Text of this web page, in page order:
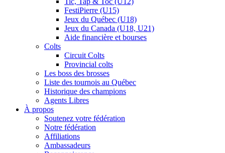
FestiPierre (U15)
Jeux du Québec (U18)
Jeux du Canada (U18, U21)
Aide financière et bourses
Colts
Circuit Colts
Provincial colts
Les boss des brosses
Liste des tournois au Québec
Historique des champions
Agents Libres
À propos
Soutenez votre fédération
Notre fédération
Affiliations
Ambassadeurs